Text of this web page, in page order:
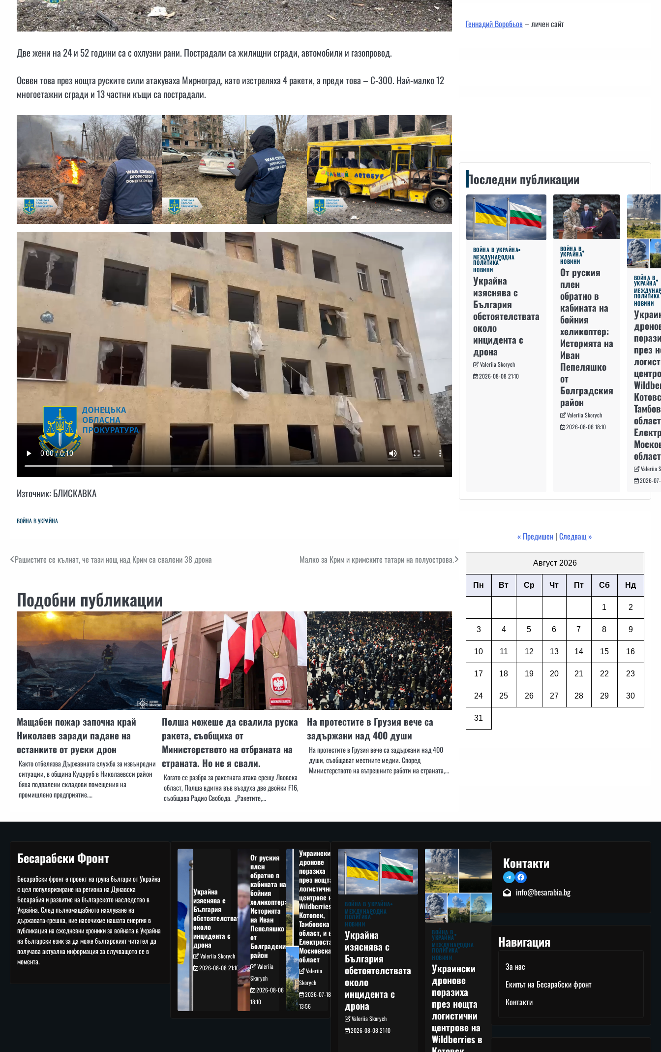
Две жени на 24 и 52 години са с охлузни рани. Пострадали са жилищни сгради, автомобили и газопровод.
Освен това през нощта руските сили атакуваха Мирноград, като изстреляха 4 ракети, а преди това – С-300. Най-малко 12
многоетажни сгради и 13 частни къщи са пострадали.
Източник: БЛИСКАВКА
ВОЙНА В УКРАЙНА
Навигация
Рашистите се кълнат, че тази нощ над Крим са свалени 38 дрона Малко за Крим и кримските татари на полуострова.
Подобни публикации
Мащабен пожар започна край
Николаев заради падане на
останките от руски дрон
Както отбелязва Държавната служба за извънредни
ситуации, в община Куцуруб в Николаевсси район
бяха подпалени складови помещения на
промишлено предприятие.…
Полша можеше да свалила руска
ракета, съобщиха от
Министерството на отбраната на
страната. Но не я свали.
Когато се разбра за ракетната атака срещу Лвовска
област, Полша вдигна във въздуха две двойки F16,
съобщава Радио Свобода. „Ракетите,…
На протестите в Грузия вече са
задържани над 400 души
На протестите в Грузия вече са задържани над 400
души, съобщават местните медии. Според
Министерството на вътрешните работи на страната,…
Геннадий Воробьов– личен сайт
Последни публикации
ВОЙНА В УКРАЙНА
МЕЖДУНАРОДНА
ПОЛИТИКА
НОВИНИ
Украйна
изяснява с
България
обстоятелствата
около
инцидента с
дрона
Valeriia Skorych
2026-08-08 21:10
ВОЙНА В
УКРАЙНА
НОВИНИ
От руския
плен
обратно в
кабината на
бойния
хеликоптер:
Историята на
Иван
Пепеляшко
от
Болградския
район
Valeriia Skorych
2026-08-06 18:10
ВОЙНА В
УКРАЙНА
ПОЛИТИКА
НОВИНИ
през
област
Valeriia
2026-
« Предишен |Следващ »
Август 2026
Пн Вт Ср Чт Пт Сб Нд
1 2
3 4 5 6 7 8 9
10 11 12 13 14 15 16
17 18 19 20 21 22 23
24 25 26 27 28 29 30
31
Бесарабски Фронт
Бесарабски фронт е проект на група българи от Украйна
с цел популяризиране на региона на Дунавска
Бесарабия и развитие на българското наследство в
Украйна. След пълномащабното нахлуване на
държавата-грешка, ние насочихме нашата енергия в
публикация на ежедневни хроники за войната в Украйна
на български език за да може българският читател да
получава актуална информация за случващото се в
момента.
Украйна
изяснява с
България
обстоятелствата
около
инцидента с
дрона
Valeriia Skorych
2026-08-08 21:10
От руския
плен
обратно в
кабината на
бойния
хеликоптер:
Историята
на Иван
Пепеляшко
от
Болградския
район
Valeriia
Skorych
2026-08-06
18:10
Украински
дронове
поразиха
през нощта
логистични
центрове на
Wildberries в
Котовск,
Тамбовска
област, и в
Електростал,
Московска
област
Valeriia
Skorych
2026-07-18
13:56
ВОЙНА В УКРАЙНА
МЕЖДУНАРОДНА
ПОЛИТИКА
НОВИНИ
Украйна
изяснява с
България
обстоятелствата
около
инцидента с
дрона
Valeriia Skorych
2026-08-08 21:10
ВОЙНА В
УКРАЙНА
МЕЖДУНАРОДНА
ПОЛИТИКА
НОВИНИ
Украински
дронове
поразиха
през нощта
логистични
центрове на
Wildberries в
Контакти
TelegramFacebook
info@besarabia.bg
Навигация
За нас
Екипът на Бесарабски фронт
Контакти